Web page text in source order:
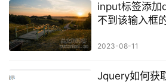
input标签添加
不到该输入框
2023-08-11
Jquery如何获